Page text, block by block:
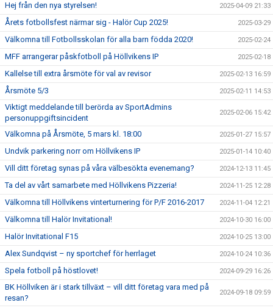
Hej från den nya styrelsen! 2025-04-09 21:33
Årets fotbollsfest närmar sig - Halör Cup 2025! 2025-03-29
Välkomna till Fotbollsskolan för alla barn födda 2020! 2025-02-24
MFF arrangerar påskfotboll på Höllvikens IP 2025-02-18
Kallelse till extra årsmöte för val av revisor 2025-02-13 16:59
Årsmöte 5/3 2025-02-11 14:53
Viktigt meddelande till berörda av SportAdmins
personuppgiftsincident
2025-02-06 15:42
Välkomna på Årsmöte, 5 mars kl. 18:00 2025-01-27 15:57
Undvik parkering norr om Höllvikens IP 2025-01-14 10:40
Vill ditt företag synas på våra välbesökta evenemang? 2024-12-13 11:45
Ta del av vårt samarbete med Höllvikens Pizzeria! 2024-11-25 12:28
Välkomna till Höllvikens vinterturnering för P/F 2016-2017 2024-11-04 12:21
Välkomna till Halör Invitational! 2024-10-30 16:00
Halör Invitational F15 2024-10-25 13:00
Alex Sundqvist – ny sportchef för herrlaget 2024-10-24 10:36
Spela fotboll på höstlovet! 2024-09-29 16:26
BK Höllviken är i stark tillväxt – vill ditt företag vara med på
resan?
2024-09-18 09:59